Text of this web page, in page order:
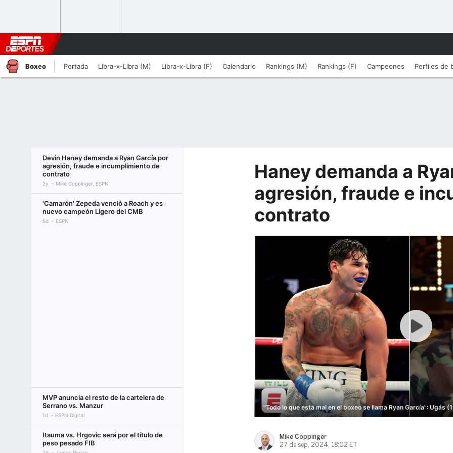
Boxeo Portada Libra-x-Libra (M) Libra-x-Libra (F) Calendario Rankings (M) Rankings (F) Campeones Perfiles de
Devin Haney demanda a Ryan García por
agresión, fraude e incumplimiento de
contrato
2y Mike Coppinger, ESPN
'Camarón' Zepeda venció a Roach y es
nuevo campeón Ligero del CMB
5d ESPN
MVP anuncia el resto de la cartelera de
Serrano vs. Manzur
1d ESPN Digital
Itauma vs. Hrgovic será por el título de
peso pesado FIB
Haney demanda a
agresión, fraude e
contrato
"Todo lo que está mal en el boxeo se llama Ryan García": Ugás
Mike Coppinger
27 de sep, 2024, 18:02 ET